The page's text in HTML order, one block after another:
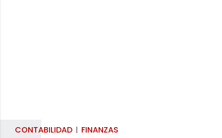
CONTABILIDAD FINANZAS